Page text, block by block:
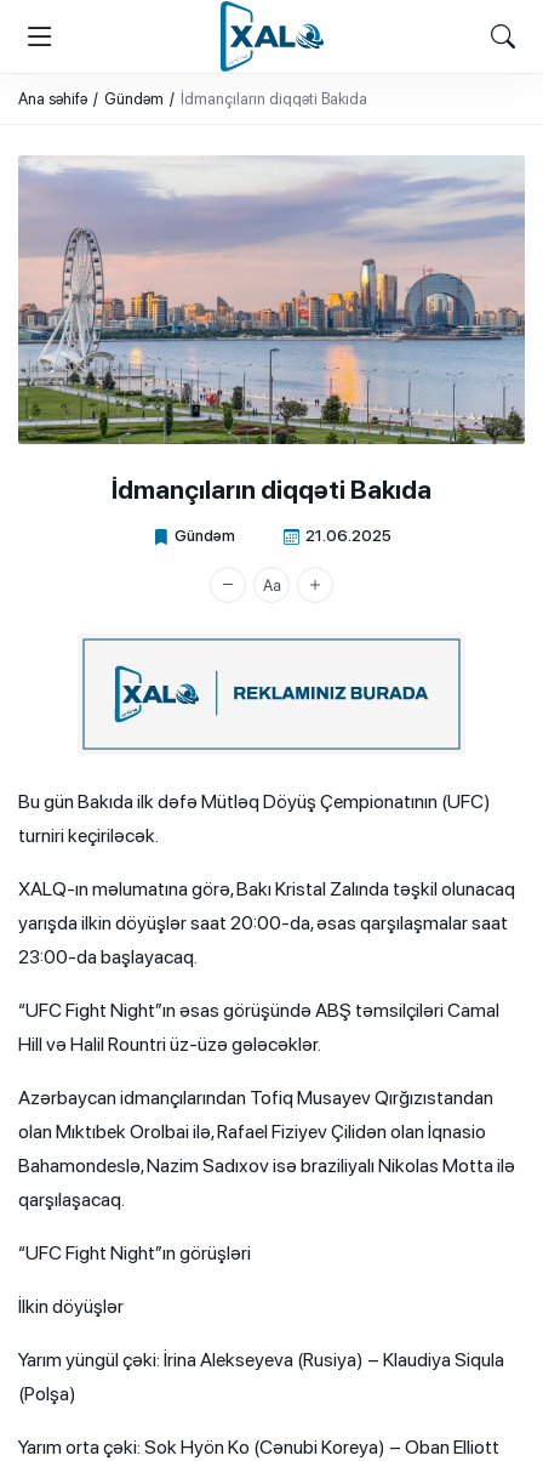
XALQ.ONLINE
ONLAYN PLATFORMA
Ana səhifə Gündəm İdmançıların diqqəti Bakıda
İdmançıların diqqəti Bakıda
Gündəm 21.06.2025
Xalq.Online
Bu gün Bakıda ilk dəfə Mütləq Döyüş Çempionatının (UFC)
turniri keçiriləcək.
XALQ-ın məlumatına görə, Bakı Kristal Zalında təşkil olunacaq
yarışda ilkin döyüşlər saat 20:00-da, əsas qarşılaşmalar saat
23:00-da başlayacaq.
“UFC Fight Night”ın əsas görüşündə ABŞ təmsilçiləri Camal
Hill və Halil Rountri üz-üzə gələcəklər.
Azərbaycan idmançılarından Tofiq Musayev Qırğızıstandan
olan Mıktıbek Orolbai ilə, Rafael Fiziyev Çilidən olan İqnasio
Bahamondeslə, Nazim Sadıxov isə braziliyalı Nikolas Motta ilə
qarşılaşacaq.
“UFC Fight Night”ın görüşləri
İlkin döyüşlər
Yarım yüngül çəki: İrina Alekseyeva (Rusiya) – Klaudiya Siqula
(Polşa)
Yarım orta çəki: Sok Hyön Ko (Cənubi Koreya) – Oban Elliott